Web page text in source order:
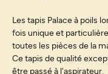
Les tapis Palace à poils
fois unique et
toutes les pièces de la
Ce tapis de qualité
être passé à l'aspirateur.